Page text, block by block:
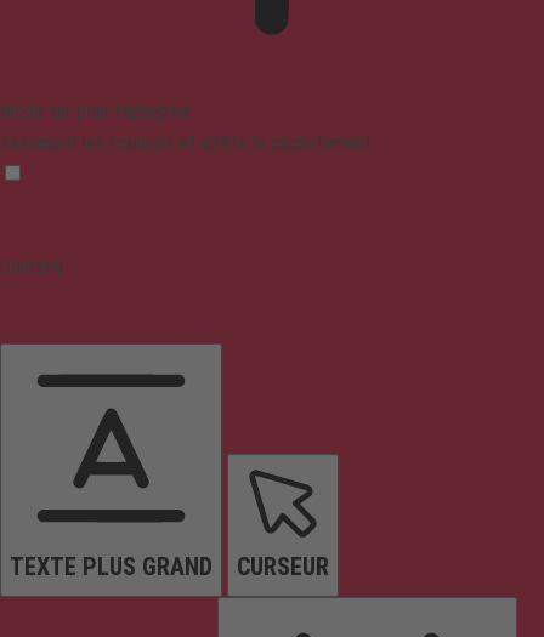
Mode sûr pour l'épilepsie
Assombrit les couleurs et arrête le clignotement
Contenu
TEXTE PLUS GRAND CURSEUR